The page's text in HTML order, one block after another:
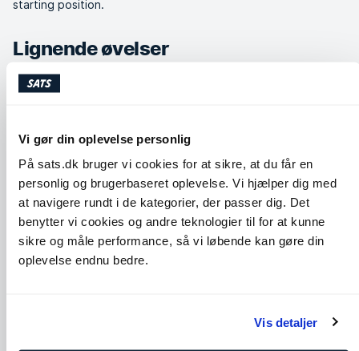
Vi gør din oplevelse personlig
På sats.dk bruger vi cookies for at sikre, at du får en
personlig og brugerbaseret oplevelse. Vi hjælper dig med
at navigere rundt i de kategorier, der passer dig. Det
benytter vi cookies og andre teknologier til for at kunne
sikre og måle performance, så vi løbende kan gøre din
oplevelse endnu bedre.
Vis detaljer
starting position.
Lignende øvelser
Cobra